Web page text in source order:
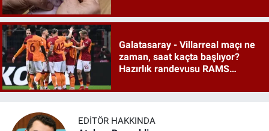
Galatasaray - Villarreal maçı ne
zaman, saat kaçta başlıyor?
Hazırlık randevusu RAMS
EDITÖR HAKKINDA